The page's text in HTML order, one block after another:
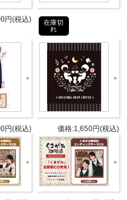
ュニケーションズ株
円(税込)
在庫切
れ
円(税込) 価格:1,650円(税込)